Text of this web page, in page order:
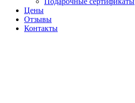
Цены
Отзывы
Контакты